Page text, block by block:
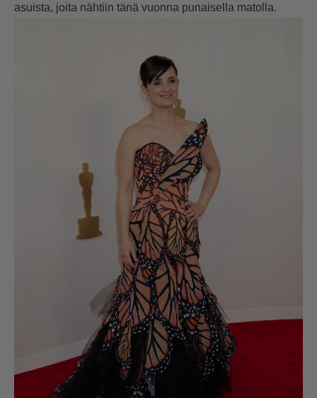
asuista, joita nähtiin tänä vuonna punaisella matolla.